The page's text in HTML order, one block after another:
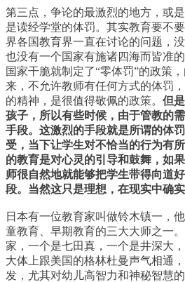
第三点，争论的最激烈的地方，或
是读经学堂的体罚。其实教育要不
界各国教育界一直在讨论的问题，
也没有一个国家有施诸四海而皆准
国家干脆就制定了“零体罚”的政策
来，不允许教师有任何方式的体罚
的精神，是很值得敬佩的政策。 但
孩子，所以有些时候，由于管教的
手段。这激烈的手段就是所谓的体
受，当下让学生对不恰当的行为有
的教育是对心灵的引导和鼓舞，如
师很自然地就能够把学生带得向道
段。当然这只是理想，在现实中确实
日本有一位教育家叫做铃木镇一，
童教育、早期教育的三大大师之一
家，一个是七田真，一个是井深大
大体上跟美国的格林杜曼声气相通
发，尤其对幼儿高智力和神秘智慧